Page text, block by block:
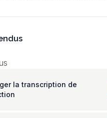
la transcription de